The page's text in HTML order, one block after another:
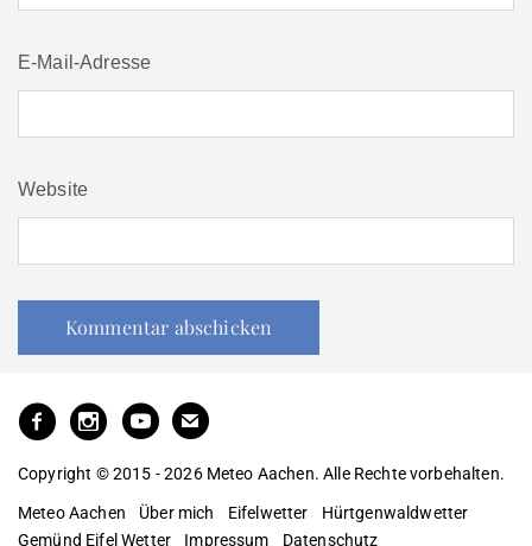
E-Mail-Adresse
Website
Copyright © 2015 - 2026 Meteo Aachen. Alle Rechte vorbehalten.
Meteo Aachen Über mich Eifelwetter
Hürtgenwaldwetter
Gemünd Eifel Wetter
Impressum Datenschutz